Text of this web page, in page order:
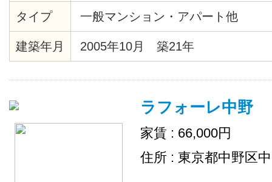
タイプ 一般マンション・アパート他
建築年月 2005年10月 築21年
ラフォーレ中野
家賃 : 66,000円
住所 : 東京都中野区